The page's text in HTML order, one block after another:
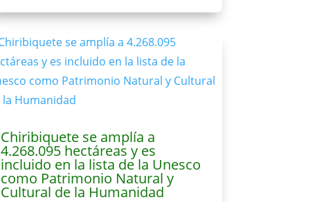
Chiribiquete se amplía a
4.268.095 hectáreas y es
incluido en la lista de la Unesco
como Patrimonio Natural y
Cultural de la Humanidad